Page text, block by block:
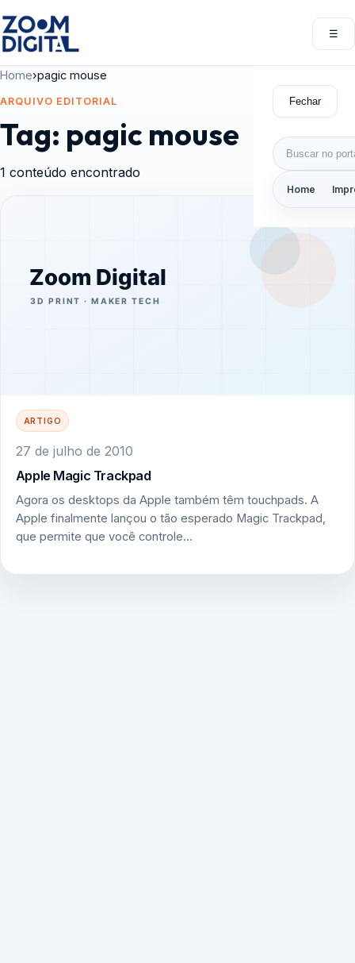
☰
Fechar
Buscar por:
Home
Home›pagic mouse
ARQUIVO EDITORIAL
Tag: pagic mouse
1 conteúdo encontrado
ARTIGO
27 de julho de 2010
Apple Magic Trackpad
Agora os desktops da Apple também têm touchpads. A
Apple finalmente lançou o tão esperado Magic Trackpad,
que permite que você controle…